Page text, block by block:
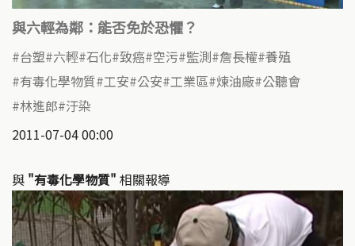
與六輕為鄰：能否免於恐懼？
台塑 六輕 石化 致癌 空污 監測 詹長權 養殖
有毒化學物質 工安 公安 工業區 煉油廠 公聽會
林進郎 汙染
2011-07-04 00:00
與 "有毒化學物質" 相關報導